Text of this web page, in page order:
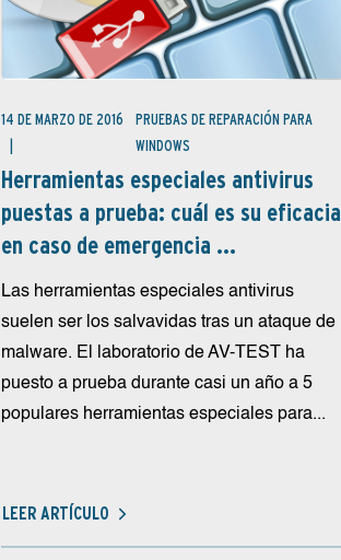
14 DE MARZO DE 2016
PRUEBAS DE REPARACIÓN PARA
WINDOWS
Herramientas especiales antivirus
puestas a prueba: cuál es su eficacia
en caso de emergencia ...
Las herramientas especiales antivirus
suelen ser los salvavidas tras un ataque de
malware. El laboratorio de AV-TEST ha
puesto a prueba durante casi un año a 5
populares herramientas especiales para...
LEER ARTÍCULO